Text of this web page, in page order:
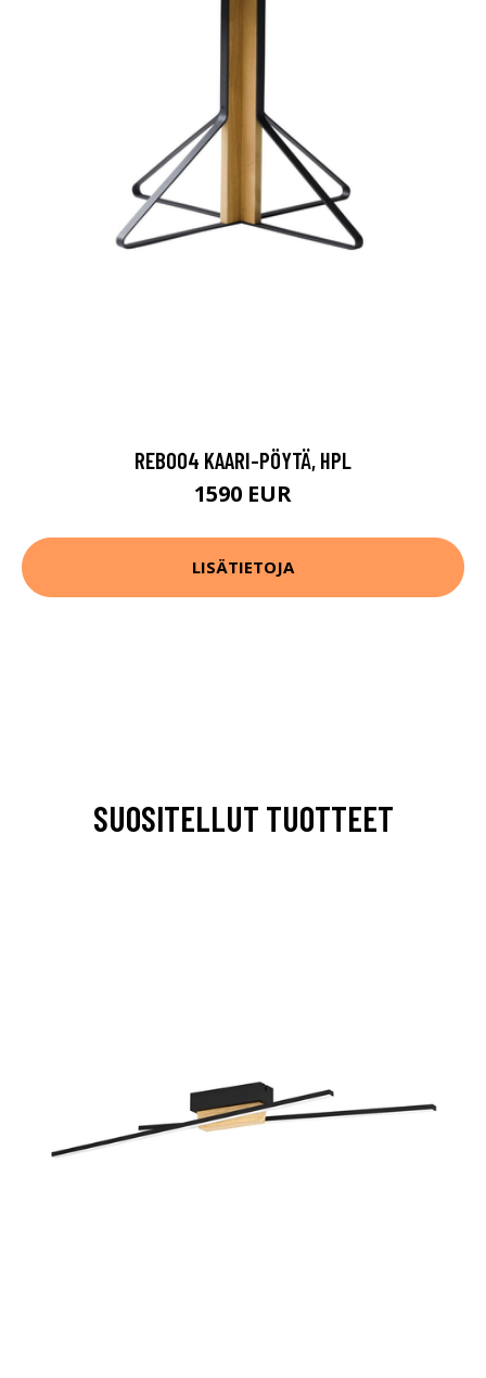
REB004 KAARI-PÖYTÄ, HPL
1590 EUR
LISÄTIETOJA
SUOSITELLUT TUOTTEET